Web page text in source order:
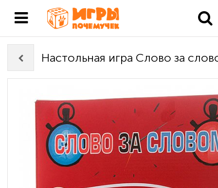
Настольная игра Слово за